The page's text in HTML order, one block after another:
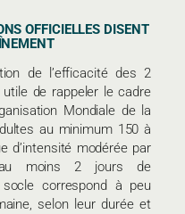
OFFICIELLES DISENT
de l’efficacité des 2
de rappeler le cadre
Mondiale de la
au minimum 150 à
d’intensité modérée par
au moins 2 jours de
correspond à peu
selon leur durée et